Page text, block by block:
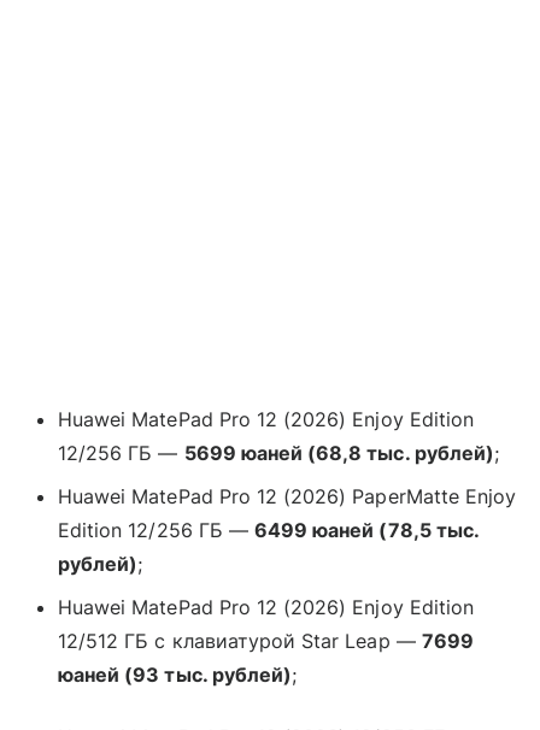
Huawei MatePad Pro 12 (2026) Enjoy Edition
12/256 ГБ — 5699 юаней (68,8 тыс. рублей);
Huawei MatePad Pro 12 (2026) PaperMatte Enjoy
Edition 12/256 ГБ — 6499 юаней (78,5 тыс.
рублей);
Huawei MatePad Pro 12 (2026) Enjoy Edition
12/512 ГБ с клавиатурой Star Leap — 7699
юаней (93 тыс. рублей);